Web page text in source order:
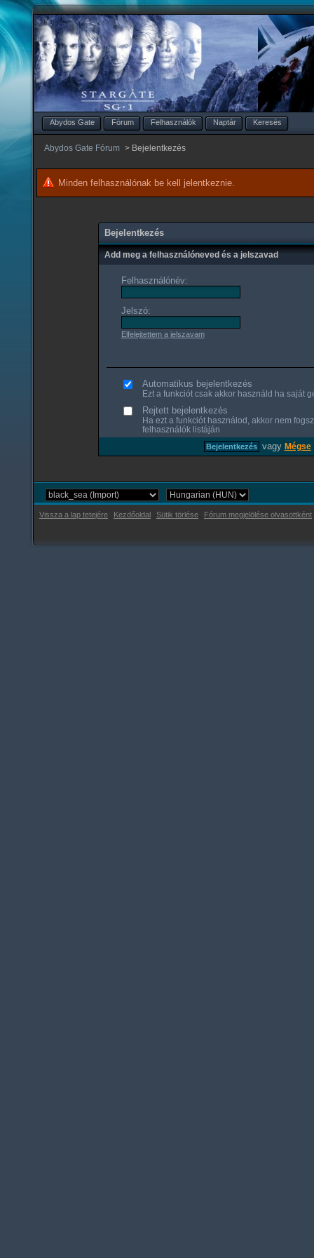
Abydos Gate Fórum Felhasználók Naptár Keresés
Abydos Gate Fórum > Bejelentkezés
Minden felhasználónak be kell jelentkeznie.
Bejelentkezés
Add meg a felhasználóneved és a jelszavad
Felhasználónév:
Jelszó:
Elfelejtettem a jelszavam
Automatikus bejelentkezés
Ezt a funkciót csak akkor használd ha saját
Rejtett bejelentkezés
Ha ezt a funkciót használod, akkor nem
felhasználók listáján
vagy Mégse
Vissza a lap tetejére Kezdőoldal Sütik törlése Fórum megjelölése olvasottként